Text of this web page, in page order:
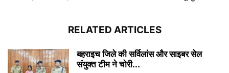
RELATED ARTICLES
बहराइच जिले की सर्विलांस और साइबर सेल
संयुक्त टीम ने चोरी...